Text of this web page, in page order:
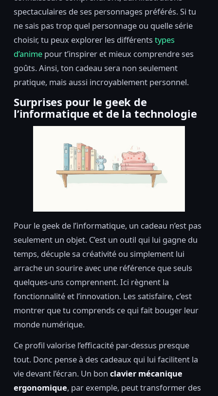
spectaculaires de ses personnages préférés. Si tu
ne sais pas trop quel personnage ou quelle série
choisir, tu peux explorer les différents types
d’anime pour t’inspirer et mieux comprendre ses
goûts. Ainsi, ton cadeau sera non seulement
pratique, mais aussi incroyablement personnel.
Surprises pour le geek de
l’informatique et de la technologie
Pour le geek de l’informatique, un cadeau n’est pas
seulement un objet. C’est un outil qui lui gagne du
temps, décuple sa créativité ou simplement lui
arrache un sourire avec une référence que seuls
quelques-uns comprennent. Ici règnent la
fonctionnalité et l’innovation. Les satisfaire, c’est
montrer que tu comprends ce qui fait bouger leur
monde numérique.
Ce profil valorise l’efficacité par-dessus presque
tout. Donc pense à des cadeaux qui lui facilitent la
vie devant l’écran. Un bon clavier mécanique
ergonomique, par exemple, peut transformer des